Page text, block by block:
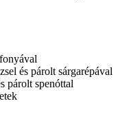
és párolt sárgarépával
párolt spenóttal